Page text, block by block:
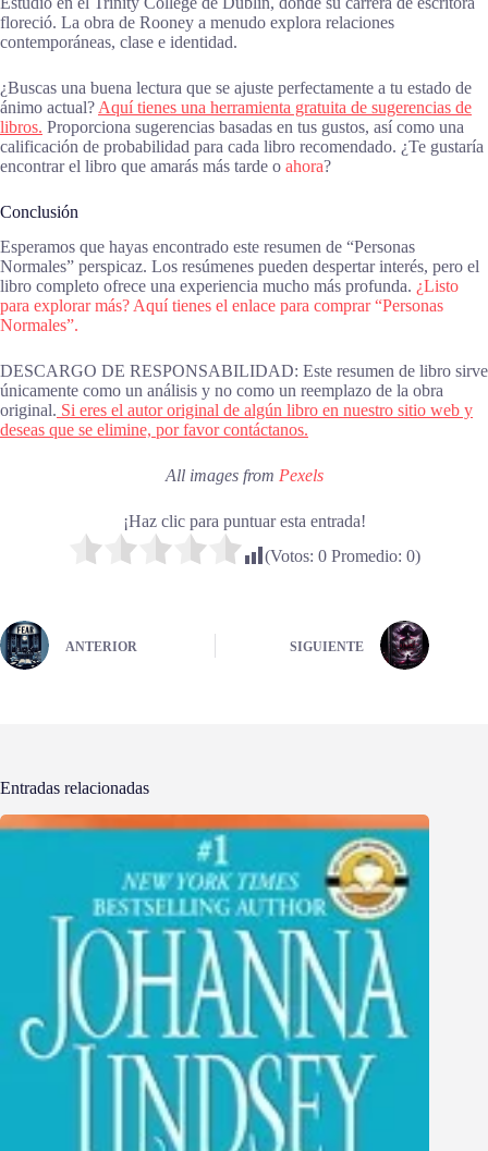
floreció. La obra de Rooney a menudo explora relaciones
contemporáneas, clase e identidad.
¿Buscas una buena lectura que se ajuste perfectamente a tu estado de
ánimo actual? Aquí tienes una herramienta gratuita de sugerencias de
libros. Proporciona sugerencias basadas en tus gustos, así como una
calificación de probabilidad para cada libro recomendado. ¿Te gustaría
encontrar el libro que amarás más tarde o ahora?
Conclusión
Esperamos que hayas encontrado este resumen de “Personas
Normales” perspicaz. Los resúmenes pueden despertar interés, pero el
libro completo ofrece una experiencia mucho más profunda. ¿Listo
para explorar más? Aquí tienes el enlace para comprar “Personas
Normales”.
DESCARGO DE RESPONSABILIDAD: Este resumen de libro sirve
únicamente como un análisis y no como un reemplazo de la obra
original. Si eres el autor original de algún libro en nuestro sitio web y
deseas que se elimine, por favor contáctanos.
All images from Pexels
¡Haz clic para puntuar esta entrada!
(Votos: 0Promedio: 0)
ANTERIOR SIGUIENTE
Entradas relacionadas